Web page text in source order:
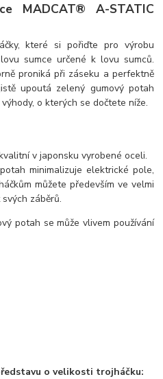
MADCAT® A-STATIC
které si pořiďte pro výrobu
sumce určené k lovu sumců.
proniká při záseku a perfektně
upoutá zelený gumový potah
o kterých se dočtete níže.
v japonsku vyrobené oceli.
minimalizuje elektrické pole,
můžete především ve velmi
záběrů.
potah se může vlivem používání
o velikosti trojháčku: